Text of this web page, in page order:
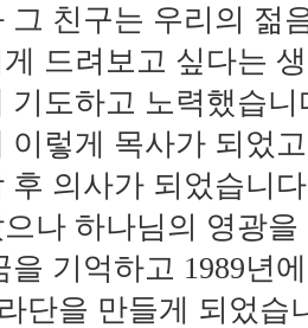
그 친구는 우리의 젊
드려보고 싶다는
기도하고 노력했습
이렇게 목사가 되었
후 의사가 되었습니
나 하나님의 영광
을 기억하고 1989년
단을 만들게 되었습